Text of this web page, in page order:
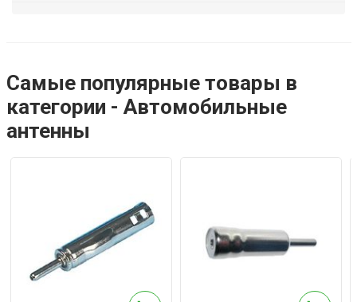
Самые популярные товары в
категории - Автомобильные
антенны